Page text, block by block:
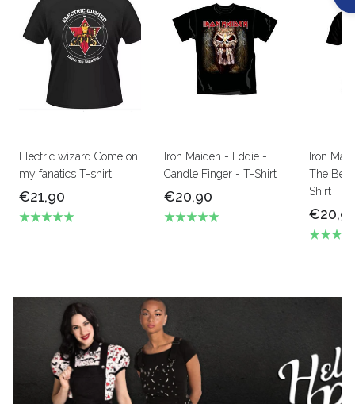
Electric wizard Come on
my fanatics T-shirt
€21,90
Iron Maiden - Eddie -
Candle Finger - T-Shirt
€20,90
Iron
The
Shirt